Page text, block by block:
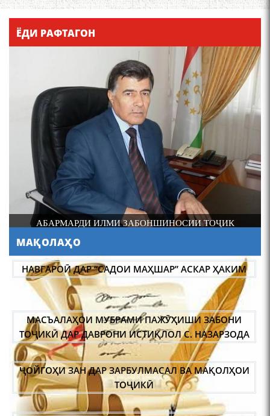
Қадамҷо - Лоҳутӣ
4-уми декабр- зодрӯзи
шоири абадзинда Абулқосим
Лоҳутӣ
АБУЛҚОСИМ ЛОҲУТӢ /
ABULQOSIM LOHUTY/
Что знают в Ташкенте о
Мирзо Турсунзаде, чьим
именем назвали станцию
метро?
ЁДИ РАФТАГОН
АБАРМАРДИ ИЛМИ ЗАБОНШИНОСИИ ТОҶИК
МАҚОЛАҲО
НАВГАРОӢ ДАР “САДОИ МАҲШАР” АСКАР ҲАКИМ
МАСЪАЛАҲОИ МУБРАМИ ПАЖӮҲИШИ ЗАБОНИ
ТОҶИКӢ ДАР ДАВРОНИ ИСТИҚЛОЛ С. НАЗАРЗОДА
ҶОЙГОҲИ ЗАН ДАР ЗАРБУЛМАСАЛ ВА МАҚОЛҲОИ
ТОҶИКӢ